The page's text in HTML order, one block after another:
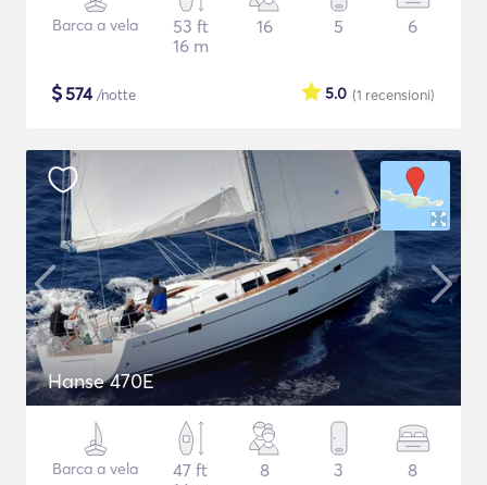
Barca a vela
53 ft
16 m
16 5 6
$574/notte (1 recensioni)
5.0
Hanse 470E
Barca a vela
47 ft
8 3 8